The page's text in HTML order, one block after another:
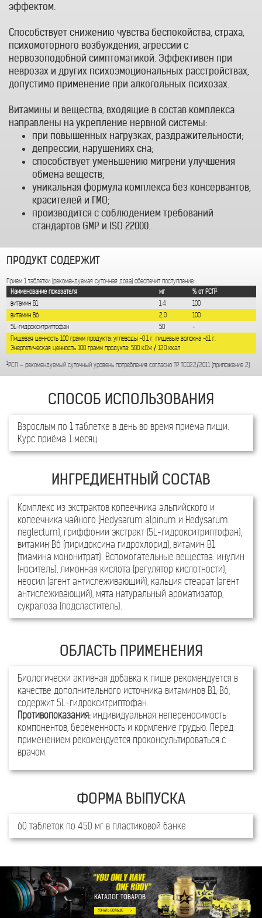
эффектом.
Способствует снижению чувства беспокойства, страха,
психомоторного возбуждения, агрессии с
нервозоподобной симптоматикой. Эффективен при
неврозах и других психоэмоциональных расстройствах,
допустимо применение при алкогольных психозах.
Витамины и вещества, входящие в состав комплекса
направлены на укрепление нервной системы:
при повышенных нагрузках, раздражительности;
депрессии, нарушениях сна;
способствует уменьшению мигрени улучшения
обмена веществ;
уникальная формула комплекса без консервантов,
красителей и ГМО;
производится с соблюдением требований
стандартов GMP и ISO 22000.
Прием 1 таблетки (рекомендуемая суточная доза) обеспечит
Наименование показателя
мг
витамин В1
витамин В6
2,0
5L-гидрокситриптофан
Пищевая ценность 100 грамм продукта: углеводы -0,1 г, пищевые
Энергетическая ценность 100 грамм продукта: 500 кДж / 120 ккал
РСП – рекомендуемый суточный уровень потребления согласно ТР
СПОСОБ
Взрослым по 1 таблетке в день во время приема пищи.
Курс приёма 1 месяц.
Комплекс из экстрактов копеечника альпийского и
копеечника чайного (Hedysarum alpinum и Hedysarum
neglectum), гриффонии экстракт (5L-гидрокситриптофан),
витамин В6 (пиридоксина гидрохлорид), витамин В1
(тиамина мононитрат). Вспомогательные вещества: инулин
(носитель), лимонная кислота (регулятор кислотности),
неосил (агент антислеживающий), кальция стеарат (агент
антислеживающий), мята натуральный ароматизатор,
сукралоза (подсластитель).
Биологически активная добавка к пище рекомендуется в
качестве дополнительного источника витаминов В1, В6,
содержит 5L-гидрокситриптофан.
Противопоказания: индивидуальная непереносимость
компонентов, беременность и кормление грудью. Перед
применением рекомендуется проконсультироваться с
врачом.
60 таблеток по 450 мг в пластиковой банке
КАТАЛОГ ТОВАРОВ